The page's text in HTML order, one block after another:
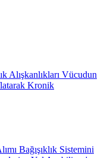
Alışkanlıkları Vücudun
Kronik
Bağışıklık Sistemini